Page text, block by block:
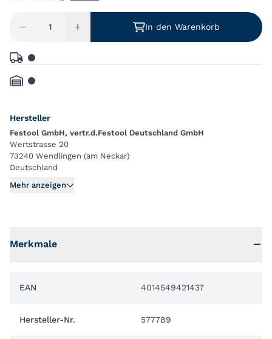
In den Warenkorb
Hersteller
Festool GmbH, vertr.d.Festool Deutschland GmbH
Wertstrasse 20
73240 Wendlingen (am Neckar)
Deutschland
Mehr anzeigen
Merkmale
EAN 4014549421437
Hersteller-Nr. 577789